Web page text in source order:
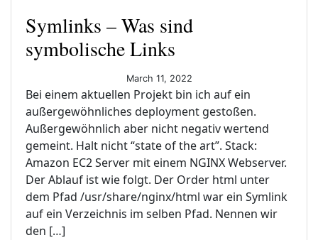
Symlinks – Was sind
symbolische Links
March 11, 2022
Bei einem aktuellen Projekt bin ich auf ein
außergewöhnliches deployment gestoßen.
Außergewöhnlich aber nicht negativ wertend
gemeint. Halt nicht “state of the art”. Stack:
Amazon EC2 Server mit einem NGINX Webserver.
Der Ablauf ist wie folgt. Der Order html unter
dem Pfad /usr/share/nginx/html war ein Symlink
auf ein Verzeichnis im selben Pfad. Nennen wir
den […]